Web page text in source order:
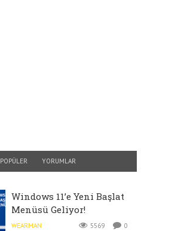
POPÜLER YORUMLAR
Windows 11’e Yeni Başlat
Menüsü Geliyor!
WEARMAN 5569 0